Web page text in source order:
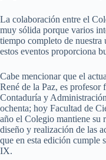
La colaboración entre el
muy sólida porque varios
tiempo completo de
estos eventos proporciona
Cabe mencionar que el
René de la Paz, es profesor
Contaduría y
ochenta; hoy Facultad de
año el Colegio mantiene su
diseño y realización de las
que en esta edición
IX.